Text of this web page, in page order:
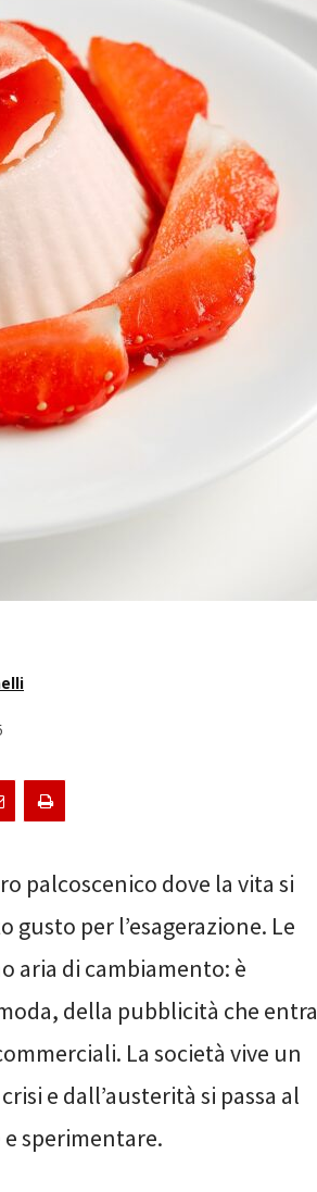
palcoscenico dove la vita si
per l’esagerazione. Le
aria di cambiamento: è
della pubblicità che entra
La società vive un
e dall’austerità si passa al
sperimentare.